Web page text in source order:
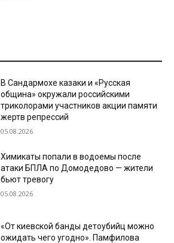
В Сандармохе казаки и «Русская
община» окружали российскими
триколорами участников акции памяти
жертв репрессий
05.08.2026
Химикаты попали в водоемы после
атаки БПЛА по Домодедово — жители
бьют тревогу
05.08.2026
«От киевской банды детоубийц можно
ожидать чего угодно». Памфилова